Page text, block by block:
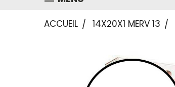
ACCUEIL 14X20X1 MERV 13